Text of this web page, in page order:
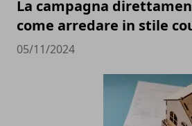
La campagna
come arredare in stile
05/11/2024